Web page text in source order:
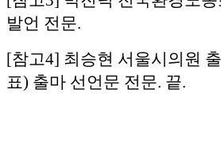
발언 전문.
[참고4] 최승현 서울시의원
표) 출마 선언문 전문. 끝.